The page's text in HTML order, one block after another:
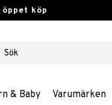
köp
& Baby Varumärken